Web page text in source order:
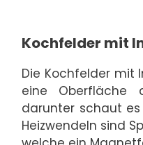
Kochfelder mit
Die Kochfelder mit
eine Oberfläche
darunter schaut
Heizwendeln sind